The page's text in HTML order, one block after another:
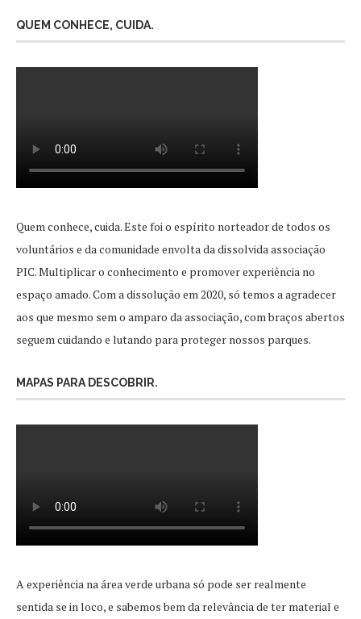
QUEM CONHECE, CUIDA.
Quem conhece, cuida. Este foi o espírito norteador de todos os
voluntários e da comunidade envolta da dissolvida associação
PIC. Multiplicar o conhecimento e promover experiência no
espaço amado. Com a dissolução em 2020, só temos a agradecer
aos que mesmo sem o amparo da associação, com braços abertos
seguem cuidando e lutando para proteger nossos parques.
MAPAS PARA DESCOBRIR.
A experiência na área verde urbana só pode ser realmente
sentida se in loco, e sabemos bem da relevância de ter material e